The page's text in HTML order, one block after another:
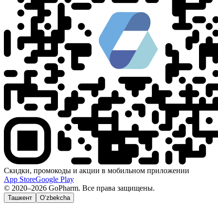
Скидки, промокоды и акции в мобильном приложении
App StoreGoogle Play
© 2020–2026 GoPharm. Все права защищены.
Ташкент O‘zbekcha